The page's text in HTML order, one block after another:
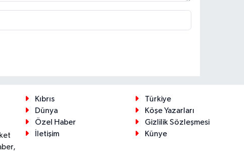
Kıbrıs
Türkiye
Dünya
Köşe Yazarları
Özel Haber
Gizlilik Sözleşmesi
İletişim
Künye